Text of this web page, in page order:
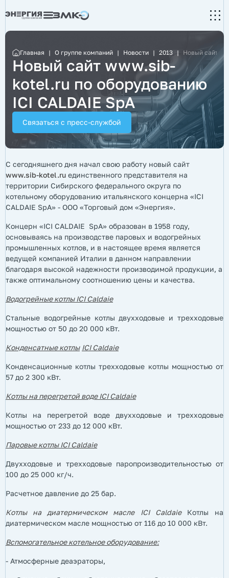
Главная | О группе компаний | Новости | 2013 | Новый сайт
Новый сайт www.sib-
kotel.ru по оборудованию
ICI CALDAIE SpA
Связаться с пресс-службой
С сегодняшнего дня начал свою работу новый сайт
www.sib-kotel.ru единственного представителя на
территории Сибирского федерального округа по
котельному оборудованию итальянского концерна «ICI
CALDAIE SpA» - ООО «Торговый дом «Энергия».
Концерн «ICI CALDAIE SpA» образован в 1958 году,
основываясь на производстве паровых и водогрейных
промышленных котлов, и в настоящее время является
ведущей компанией Италии в данном направлении
благодаря высокой надежности производимой продукции, а
также оптимальному соотношению цены и качества.
Водогрейные котлы ICI Caldaie
Стальные водогрейные котлы двухходовые и трехходовые
мощностью от 50 до 20 000 кВт.
Конденсатные котлы ICI Caldaie
Конденсационные котлы трехходовые котлы мощностью от
57 до 2 300 кВт.
Котлы на перегретой воде ICI Caldaie
Котлы на перегретой воде двухходовые и трехходовые
мощностью от 233 до 12 000 кВт.
Паровые котлы ICI Caldaie
Двухходовые и трехходовые паропроизводительностью от
100 до 25 000 кг/ч.
Расчетное давление до 25 бар.
Котлы на диатермическом масле ICI Caldaie Котлы на
диатермическом масле мощностью от 116 до 10 000 кВт.
Вспомогательное котельное оборудование:
- Атмосферные деаэраторы,